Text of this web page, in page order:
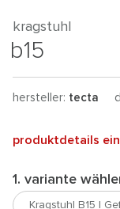
kragstuhl
b15
hersteller: tecta
produktdetails
1. variante